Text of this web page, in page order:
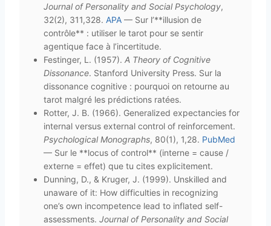
Journal of Personality and Social Psychology,
32(2), 311,328. APA — Sur l’**illusion de
contrôle** : utiliser le tarot pour se sentir
agentique face à l’incertitude.
Festinger, L. (1957). A Theory of Cognitive
Dissonance. Stanford University Press. Sur la
dissonance cognitive : pourquoi on retourne au
tarot malgré les prédictions ratées.
Rotter, J. B. (1966). Generalized expectancies for
internal versus external control of reinforcement.
Psychological Monographs, 80(1), 1,28. PubMed
— Sur le **locus of control** (interne = cause /
externe = effet) que tu cites explicitement.
Dunning, D., & Kruger, J. (1999). Unskilled and
unaware of it: How difficulties in recognizing
one’s own incompetence lead to inflated self-
assessments. Journal of Personality and Social